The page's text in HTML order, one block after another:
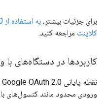
برای جزئیات بیشتر،
کلاینت مراجعه کنید.
کاربردها در دستگاه‌های
ورودی محدود مانند کنسول‌های